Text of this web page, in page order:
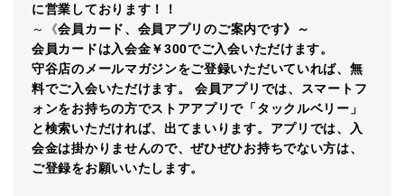
に営業しております！！
～《会員カード、会員アプリのご案内です》～
会員カードは入会金￥300でご入会いただけます。
守谷店のメールマガジンをご登録いただいていれば、無
料でご入会いただけます。 会員アプリでは、スマートフ
ォンをお持ちの方でストアアプリで「タックルベリー」
と検索いただければ、出てまいります。アプリでは、入
会金は掛かりませんので、ぜひぜひお持ちでない方は、
ご登録をお願いいたします。